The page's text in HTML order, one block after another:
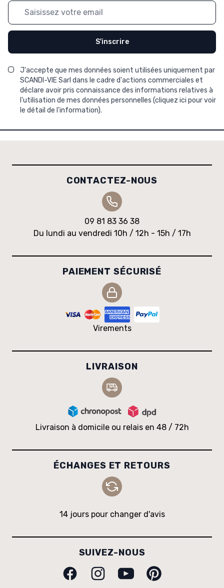
Adresse mail
S'inscrire
J'accepte que mes données soient utilisées uniquement par
SCANDI-VIE Sarl dans le cadre d'actions commerciales et
déclare avoir pris connaissance des informations relatives à
l'utilisation de mes données personnelles (cliquez ici pour voir
le détail de l'information).
CONTACTEZ-NOUS
09 81 83 36 38
Du lundi au vendredi 10h / 12h - 15h / 17h
PAIEMENT SÉCURISÉ
Virements
LIVRAISON
Livraison à domicile ou relais en 48 / 72h
ÉCHANGES ET RETOURS
14 jours pour changer d'avis
SUIVEZ-NOUS
FacebookInstagramYoutubePinterest